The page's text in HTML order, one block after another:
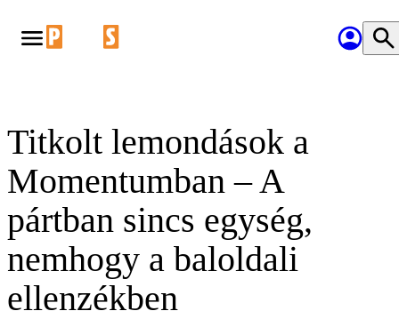
Titkolt lemondások a
Momentumban – A
pártban sincs egység,
nemhogy a baloldali
ellenzékben